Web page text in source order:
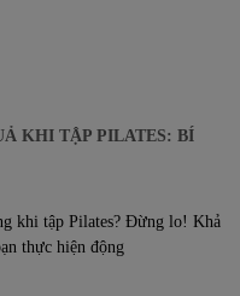
KHI TẬP PILATES: BÍ
khi tập Pilates? Đừng lo! Khả
thực hiện động